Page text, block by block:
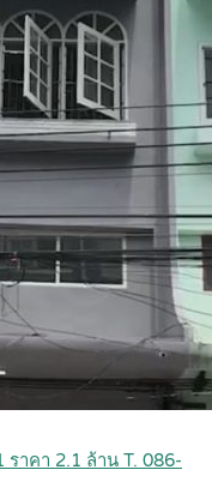
าคา 2.1 ล้าน T. 086-